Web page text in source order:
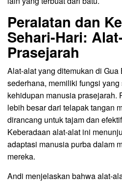
Peralatan dan
Sehari-Hari:
Prasejarah
Alat-alat yang ditemukan di Gua
sederhana, memiliki fungsi
kehidupan manusia prasejarah.
lebih besar dari telapak tangan
dirancang untuk tajam dan
Keberadaan alat-alat ini
adaptasi manusia purba dalam
mereka.
Andi menjelaskan bahwa alat-